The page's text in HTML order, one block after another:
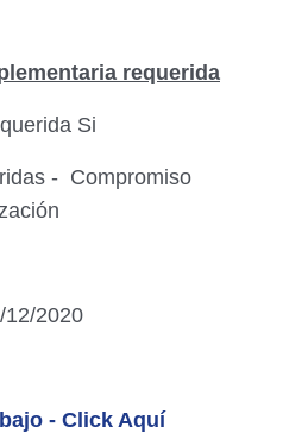
requerida
Si
- Compromiso
12/2020
- Click Aquí